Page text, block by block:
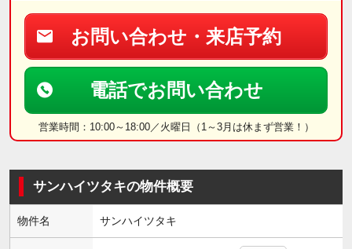
お問い合わせ・来店予約
電話でお問い合わせ
営業時間：10:00～18:00／火曜日（1～3月は休まず営業！）
サンハイツタキの物件概要
物件名 サンハイツタキ